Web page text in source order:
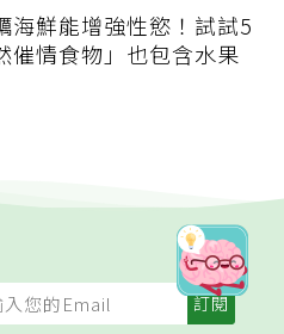
海鮮能增強性慾！試試5
催情食物」也包含水果